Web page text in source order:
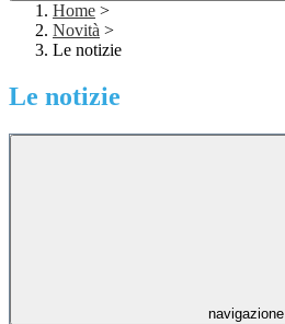
Home >
Novità >
Le notizie
Le notizie
navigazione